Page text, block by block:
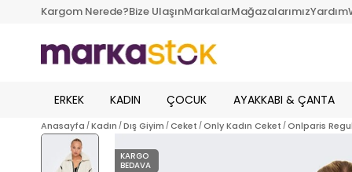
Kargom Nerede?Bize UlaşınMarkalarMağazalarımızYardım
ERKEK KADIN ÇOCUK AYAKKABI & ÇANTA
Anasayfa Kadın Dış Giyim Ceket Only Kadın Ceket Onlparis
KARGO
BEDAVA